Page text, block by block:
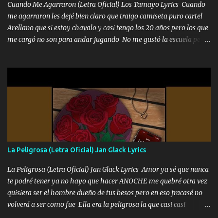
Cuando Me Agarraron (Letra Oficial) Los Tamayo Lyrics Cuando
me agarraron les dejé bien claro que traigo camiseta puro cartel
Arellano que si estoy chavalo y casi tengo los 20 años pero los que
me cargó no son para andar jugando No me gustó la escuela pero
Yo Soy El De Las Pacas Sobrino Del Brazo Armad0 Con mi Glock
fajado y mi R terciado me van a ver allá por TJ para un licenciado
mando un abrazo andamos al cien Choritas también Música
Ando en la colonia bien acelerado traigo un M2 que nunca me ha
fallado para mi compadre mandó un fuerte abrazo también al
Especial sabe que lo apreciamos En los mejores antros me verán
tomando con mujeres hermosas y botellas destapando siempre
bien cuidado bien atrabancado y a los que me conocen ya saben de
lo que hablo Entre lob...
La Peligrosa (Letra Oficial) Jan Glack Lyrics
La Peligrosa (Letra Oficial) Jan Glack Lyrics Amor ya sé que nunca
te podré tener ya no hayo que hacer ANOCHE me quebré otra vez
quisiera ser el hombre dueño de tus besos pero en eso fracasé no
volverá a ser como fue Ella era la peligrosa la que casi casi